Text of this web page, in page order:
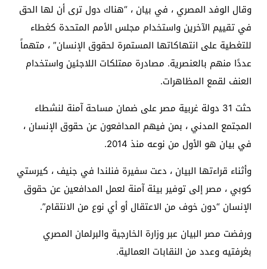
وقال الوفد المصري ، في بيان ، “هناك دول ترى أن لها الحق
في تقييم الآخرين واستخدام مجلس الأمم المتحدة كغطاء
للتغطية على انتهاكاتها المستمرة لحقوق الإنسان” ، متهماً
عددًا منهم بالعنصرية. مصادرة ممتلكات اللاجئين واستخدام
العنف لقمع المظاهرات.
حثت 31 دولة غربية مصر على ضمان مساحة آمنة لنشطاء
المجتمع المدني ، بمن فيهم المدافعون عن حقوق الإنسان ،
في بيان هو الأول من نوعه منذ 2014.
وأثناء قراءتها البيان ، دعت سفيرة فنلندا في جنيف ، كيرستي
كوبي ، مصر إلى توفير بيئة آمنة لعمل المدافعين عن حقوق
الإنسان “دون خوف من الاعتقال أو أي نوع من الانتقام”.
ورفضت مصر البيان عبر وزارة الخارجية والبرلمان المصري
بغرفتيه وعدد من النقابات العمالية.